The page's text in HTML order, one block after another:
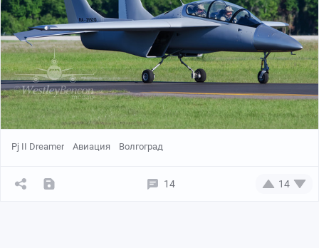
Pj II Dreamer Авиация Волгоград
14 14